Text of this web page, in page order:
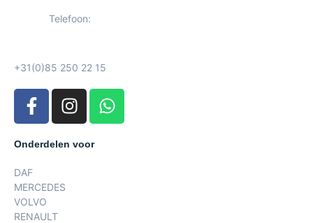
Telefoon:
+31(0)85 250 22 15
Onderdelen voor
DAF
MERCEDES
VOLVO
RENAULT